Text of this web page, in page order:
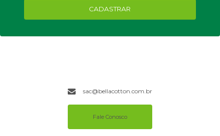
CADASTRAR
sac@bellacotton.com.br
Fale Conosco